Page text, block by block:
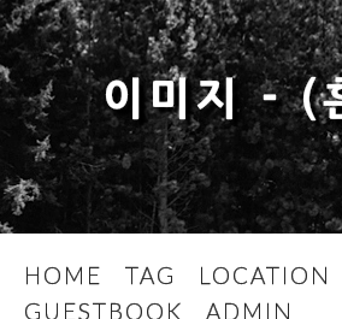
이미지 - (
HOME TAG
LOCATION
GUESTBOOK
ADMIN